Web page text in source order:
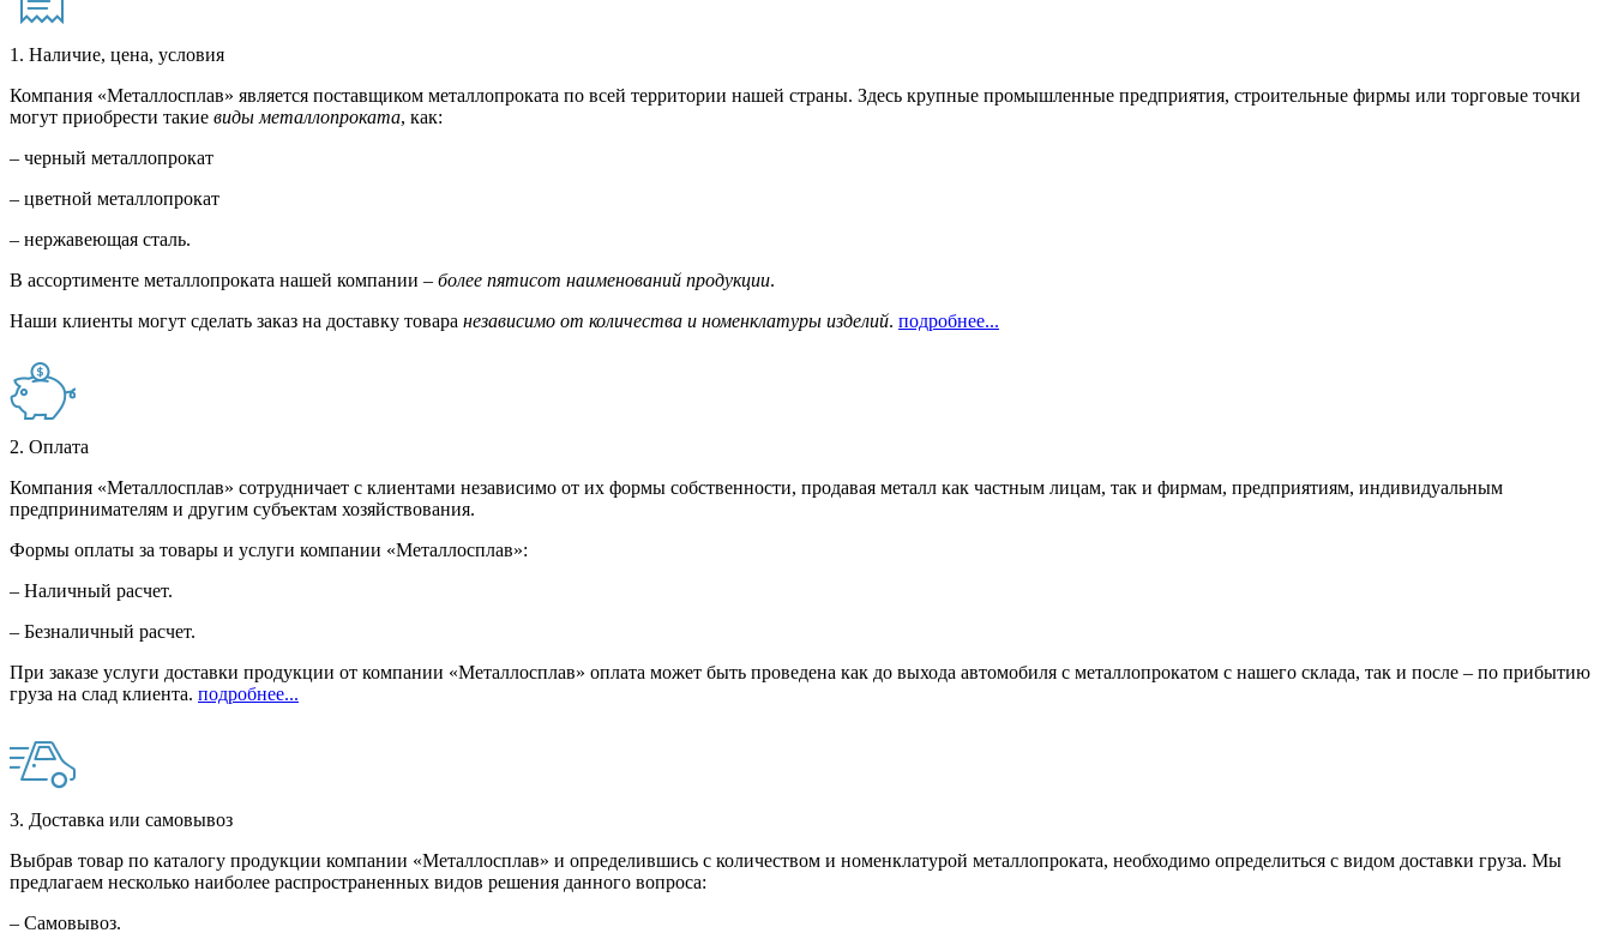
1. Наличие, цена, условия
Компания «Металлосплав» является поставщиком металлопроката по всей территории нашей страны. Здесь крупные промышленные предприятия, строительные фирмы или торговые точки
могут приобрести такие виды металлопроката, как:
– черный металлопрокат
– цветной металлопрокат
– нержавеющая сталь.
В ассортименте металлопроката нашей компании – более пятисот наименований продукции.
Наши клиенты могут сделать заказ на доставку товара независимо от количества и номенклатуры изделий. подробнее...
2. Оплата
Компания «Металлосплав» сотрудничает с клиентами независимо от их формы собственности, продавая металл как частным лицам, так и фирмам, предприятиям, индивидуальным
предпринимателям и другим субъектам хозяйствования.
Формы оплаты за товары и услуги компании «Металлосплав»:
– Наличный расчет.
– Безналичный расчет.
При заказе услуги доставки продукции от компании «Металлосплав» оплата может быть проведена как до выхода автомобиля с металлопрокатом с нашего склада, так и после – по прибытию
груза на слад клиента. подробнее...
3. Доставка или самовывоз
Выбрав товар по каталогу продукции компании «Металлосплав» и определившись с количеством и номенклатурой металлопроката, необходимо определиться с видом доставки груза. Мы
предлагаем несколько наиболее распространенных видов решения данного вопроса:
– Самовывоз.